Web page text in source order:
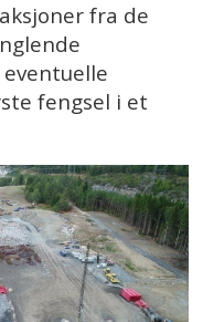
fra de
fengsel i et